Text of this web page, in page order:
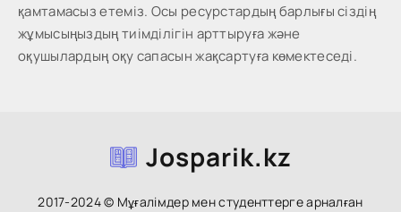
қамтамасыз етеміз. Осы ресурстардың барлығы сіздің
жұмысыңыздың тиімділігін арттыруға және
оқушылардың оқу сапасын жақсартуға көмектеседі.
Josparik.kz
2017-2024 © Мұғалімдер мен студенттерге арналған